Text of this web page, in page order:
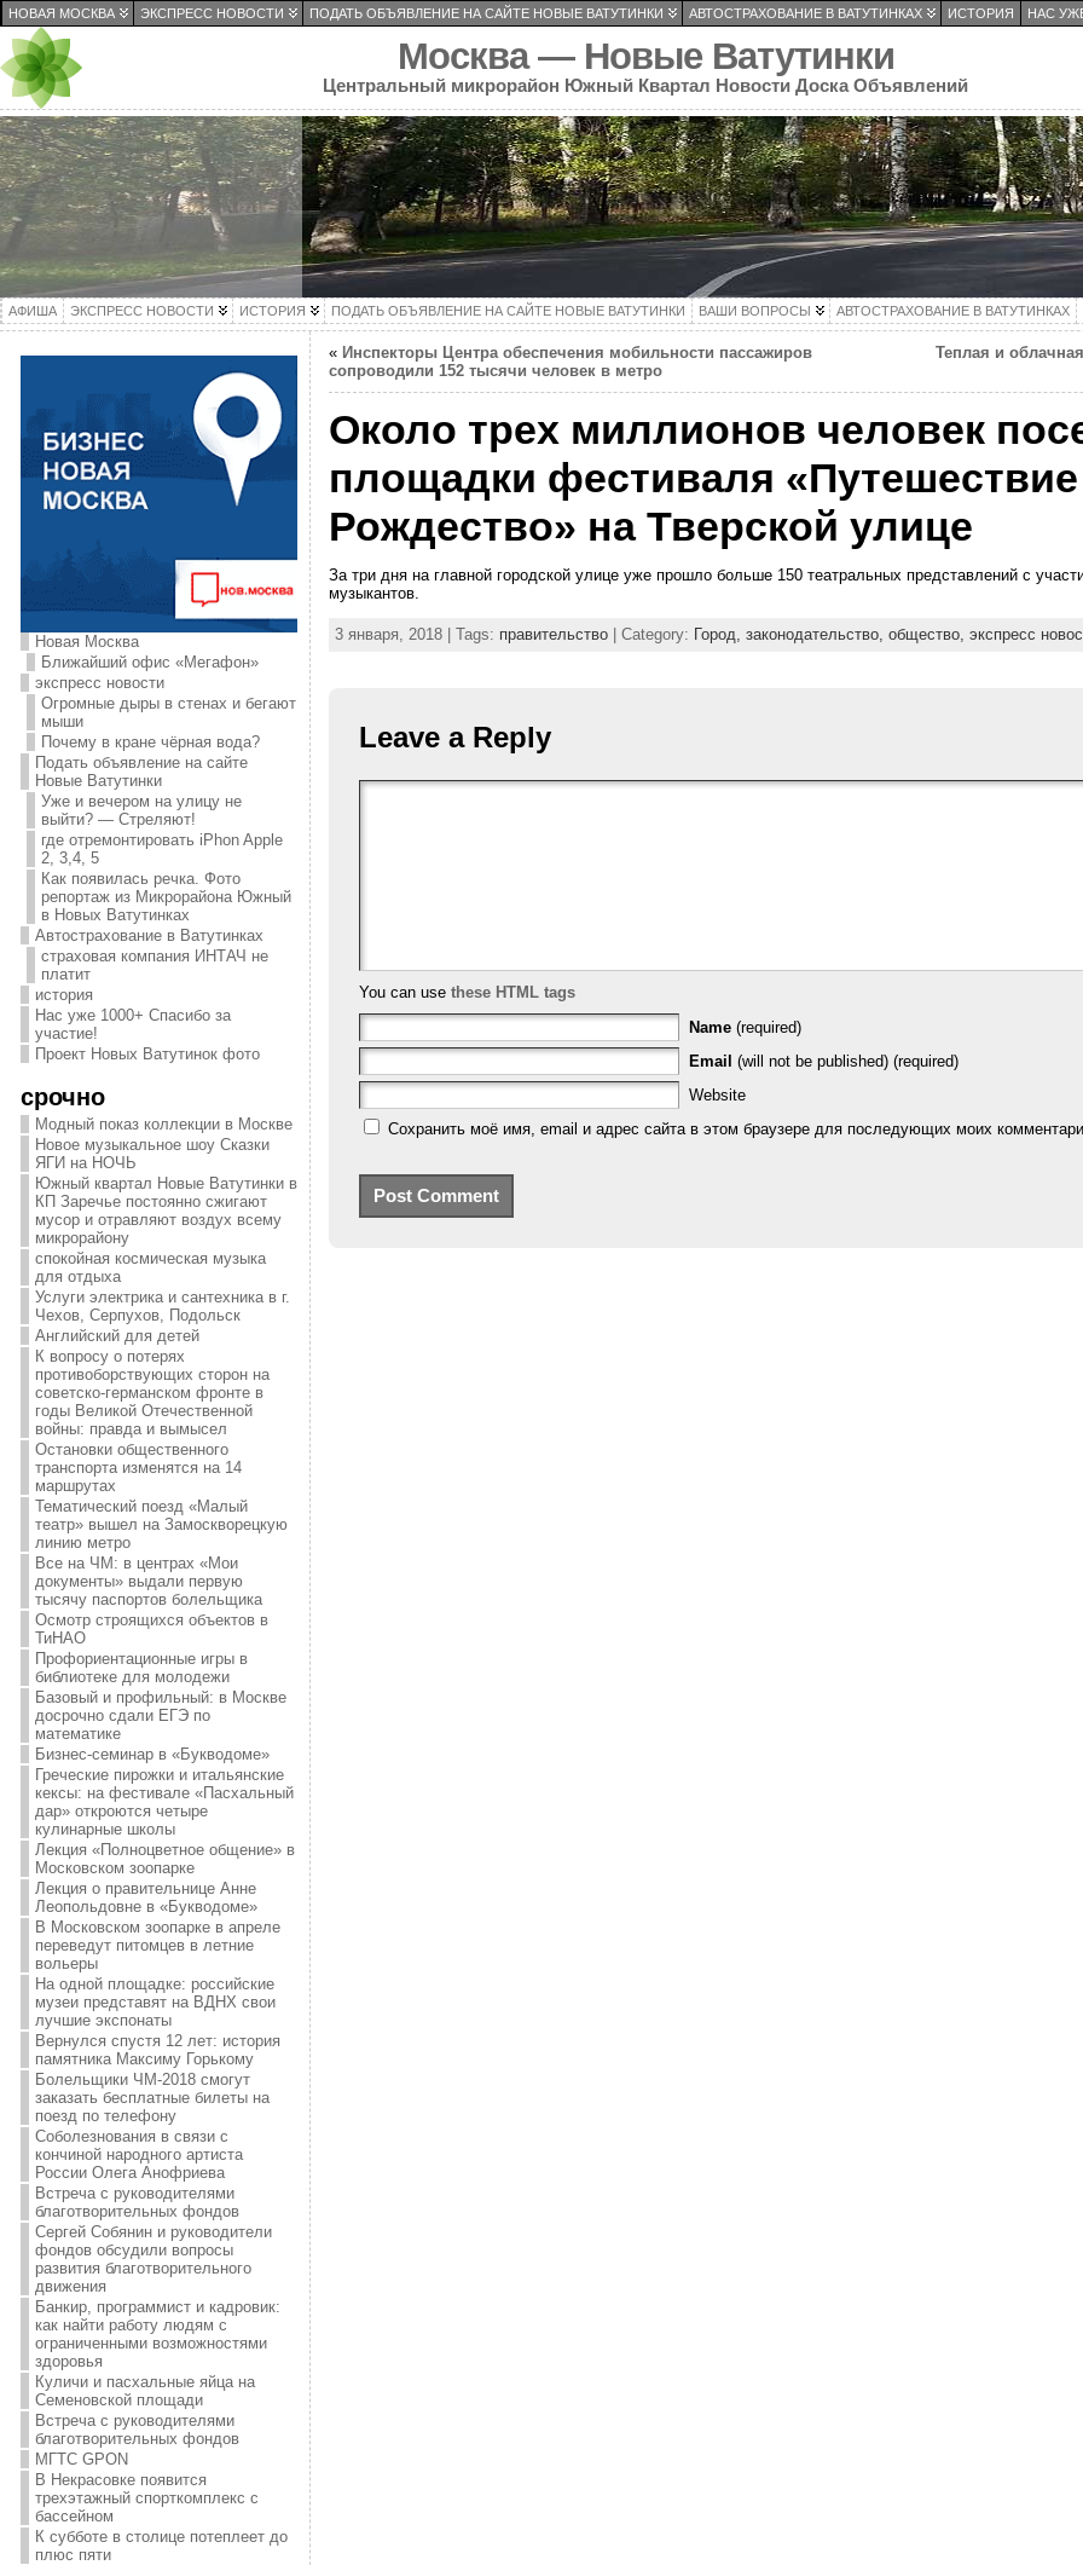
НОВАЯ МОСКВА ЭКСПРЕСС НОВОСТИ ПОДАТЬ ОБЪЯВЛЕНИЕ НА САЙТЕ НОВЫЕ ВАТУТИНКИ АВТОСТРАХОВАНИЕ В ВАТУТИНКАХ ИСТОРИЯ НАС
Москва — Новые Ватутинки
Центральный микрорайон Южный Квартал Новости Доска Объявлений
АФИША ЭКСПРЕСС НОВОСТИ ИСТОРИЯ ПОДАТЬ ОБЪЯВЛЕНИЕ НА САЙТЕ НОВЫЕ ВАТУТИНКИ ВАШИ ВОПРОСЫ АВТОСТРАХОВАНИЕ В ВАТУТИНКАХ
Новая Москва
Ближайший офис «Мегафон»
экспресс новости
Огромные дыры в стенах и бегают
мыши
Почему в кране чёрная вода?
Подать объявление на сайте
Новые Ватутинки
Уже и вечером на улицу не
выйти? — Стреляют!
где отремонтировать iPhon Apple
2, 3,4, 5
Как появилась речка. Фото
репортаж из Микрорайона Южный
в Новых Ватутинках
Автострахование в Ватутинках
страховая компания ИНТАЧ не
платит
история
Нас уже 1000+ Спасибо за
участие!
Проект Новых Ватутинок фото
срочно
Модный показ коллекции в Москве
Новое музыкальное шоу Сказки
ЯГИ на НОЧЬ
Южный квартал Новые Ватутинки в
КП Заречье постоянно сжигают
мусор и отравляют воздух всему
микрорайону
спокойная космическая музыка
для отдыха
Услуги электрика и сантехника в г.
Чехов, Серпухов, Подольск
Английский для детей
К вопросу о потерях
противоборствующих сторон на
советско-германском фронте в
годы Великой Отечественной
войны: правда и вымысел
Остановки общественного
транспорта изменятся на 14
маршрутах
Тематический поезд «Малый
театр» вышел на Замоскворецкую
линию метро
Все на ЧМ: в центрах «Мои
документы» выдали первую
тысячу паспортов болельщика
Осмотр строящихся объектов в
ТиНАО
Профориентационные игры в
библиотеке для молодежи
Базовый и профильный: в Москве
досрочно сдали ЕГЭ по
математике
Бизнес-семинар в «Букводоме»
Греческие пирожки и итальянские
кексы: на фестивале «Пасхальный
дар» откроются четыре
кулинарные школы
Лекция «Полноцветное общение» в
Московском зоопарке
Лекция о правительнице Анне
Леопольдовне в «Букводоме»
В Московском зоопарке в апреле
переведут питомцев в летние
вольеры
На одной площадке: российские
музеи представят на ВДНХ свои
лучшие экспонаты
Вернулся спустя 12 лет: история
памятника Максиму Горькому
Болельщики ЧМ-2018 смогут
заказать бесплатные билеты на
поезд по телефону
Соболезнования в связи с
кончиной народного артиста
России Олега Анофриева
Встреча с руководителями
благотворительных фондов
Сергей Собянин и руководители
фондов обсудили вопросы
развития благотворительного
движения
Банкир, программист и кадровик:
как найти работу людям с
ограниченными возможностями
здоровья
Куличи и пасхальные яйца на
Семеновской площади
Встреча с руководителями
благотворительных фондов
МГТС GPON
В Некрасовке появится
трехэтажный спорткомплекс с
бассейном
К субботе в столице потеплеет до
плюс пяти
« Инспекторы Центра обеспечения мобильности пассажиров
сопроводили 152 тысячи человек в метро
Теплая и
Около трех миллионов человек
площадки фестиваля
Рождество» на Тверской улице
За три дня на главной городской улице уже прошло больше 150 театральных представлений с
музыкантов.
3 января, 2018 | Tags: правительство| Category: Город, законодательство, общество, экспресс
Leave a Reply
You can use these HTML tags
Name (required)
Email (will not be published) (required)
Website
Сохранить моё имя, email и адрес сайта в этом браузере для последующих моих